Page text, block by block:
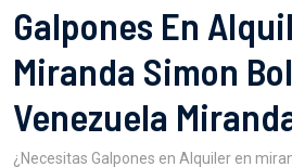
Galpones En
Miranda Simon
Venezuela
¿Necesitas Galpones en Alquiler en